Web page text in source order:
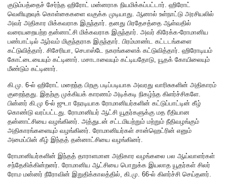
குடும்பத்தைச் சேர்ந்த ஹிரோட் மன்னராக நியமிக்கப்பட்டார். ஹிரோட்
வெளியுறவுக் கொள்கைகளை வகுக்க முடியாது. ஆனால் உள்நாட்டு அரசியலில்
அவர் அதிகார மிக்கவராக இருந்தார். தனது பிரதேசத்தை ஆள்வதில்
வரையறையற்ற தன்னாட்சி மிக்கவராக இருந்தார். அவர் கிரேக்க-ரோமானிய
பண்பாட்டில் ஆர்வம் மிகுந்தராக இருந்தார். பிரம்மாண்ட கட்டடங்களை
கட்டுவித்தார். சிசேரியா, செபாஸ்டே நகரங்களைக் கட்டுவித்தார். ஹிரோடியம்
கோட்டையையும் கட்டினார். மசாடாவையும் கட்டியதோடு, யூதக் கோயிலையும்
மீண்டும் கட்டினார்.
கி.மு. 6-ல் ஹிரோட் மறைந்த பிறகு படிப்படியாக அவரது வாரிசுகளின் அதிகாரம்
குறைந்தது. இதற்கு முக்கியக் காரணம் அடிக்கடி நிகழ்ந்த கிளர்ச்சிகளே.
பின்னர் கி.மு 6-ல் ஜுடா நேரடியாக ரோமானியர்களின் கட்டுப்பாட்டின் கீழ்
கொண்டு வரப்பட்டது. ரோமானியர் ஆட்சி யூதர்களுக்கு மத ரீதியான
தன்னாட்சியை வழங்கினர். அத்துடன் சட்டமியற்றும் மற்றும் நீதிவழங்கும்
அதிகாரங்களையும் வழங்கினர். ரோமானியர்கள் சான்ஹெட்ரின் எனும்
அமைப்பின் கீழ் இந்தத் தன்னாட்சியை வழங்கினர்.
ரோமானியர்களின் இந்தத் தாராளமான அதிகார வழங்கலை பல ஆய்வாளர்கள்
சந்தேகிக்கின்றனர். ரோமானிய ஆட்சியை பொறுக்க இயலாத யூதர்கள் சிலர்
ரோம மன்னர் நீரோவின் இறுதிக்காலத்தில், கி.மு. 66-ல் கிளர்ச்சி செய்தனர்.